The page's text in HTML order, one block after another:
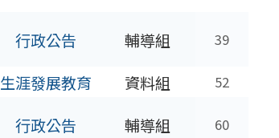
行政公告 輔導組 39
生涯發展教育 資料組 52
行政公告 輔導組 60